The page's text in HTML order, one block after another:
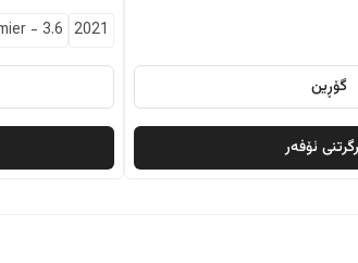
گۆڕین
ئۆفەر
2021
- 3.6